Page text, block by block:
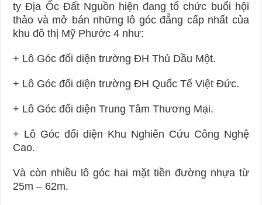
ty Địa Ốc Đất Nguồn hiện đang tổ chức buổi hội
thảo và mở bán những lô góc đẳng cấp nhất của
khu đô thị Mỹ Phước 4 như:
+ Lô Góc đối diện trường ĐH Thủ Dầu Một.
+ Lô Góc đối diện trường ĐH Quốc Tế Việt Đức.
+ Lô Góc đối diện Trung Tâm Thương Mại.
+ Lô Góc đối diện Khu Nghiên Cứu Công Nghệ
Cao.
Và còn nhiều lô góc hai mặt tiền đường nhựa từ
25m – 62m.